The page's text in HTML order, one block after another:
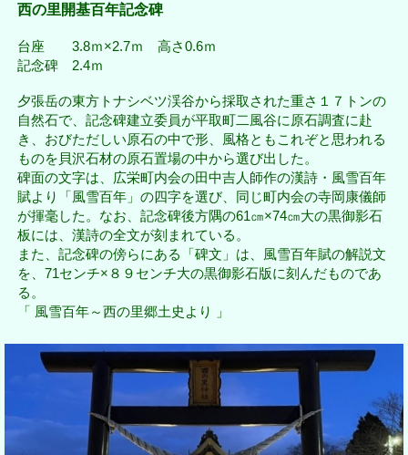
西の里開基百年記念碑
台座 3.8ｍ×2.7ｍ 高さ0.6ｍ
記念碑 2.4ｍ
夕張岳の東方トナシベツ渓谷から採取された重さ１７トンの
自然石で、記念碑建立委員が平取町二風谷に原石調査に赴
き、おびただしい原石の中で形、風格ともこれぞと思われる
ものを貝沢石材の原石置場の中から選び出した。
碑面の文字は、広栄町内会の田中吉人師作の漢詩・風雪百年
賦より「風雪百年」の四字を選び、同じ町内会の寺岡康儀師
が揮毫した。なお、記念碑後方隅の61㎝×74㎝大の黒御影石
板には、漢詩の全文が刻まれている。
また、記念碑の傍らにある「碑文」は、風雪百年賦の解説文
を、71センチ×８９センチ大の黒御影石版に刻んだものであ
る。
「 風雪百年～西の里郷土史より 」